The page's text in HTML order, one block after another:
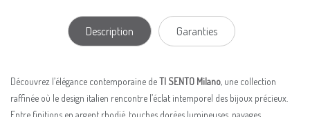
Description Garanties
Découvrez l’élégance contemporaine deTI SENTO Milano, une collection
raffinée où le design italien rencontre l’éclat intemporel des bijoux précieux.
Entre finitions en argent rhodié, touches dorées lumineuses, pavages